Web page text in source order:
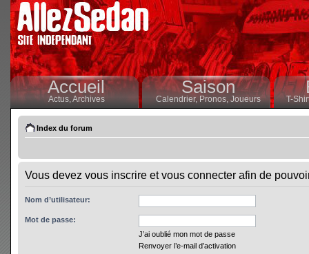
Accueil
Actus,Archives
Saison
Calendrier,Pronos, Joueurs T-
Index du forum
Vous devez vous inscrire et vous connecter afin de
Nom d’utilisateur:
Mot de passe:
J’ai oublié mon mot de passe
Renvoyer l’e-mail d’activation